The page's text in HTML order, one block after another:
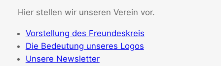
Hier stellen wir unseren Verein vor.
Vorstellung des Freundeskreis
Die Bedeutung unseres Logos
Unsere Newsletter